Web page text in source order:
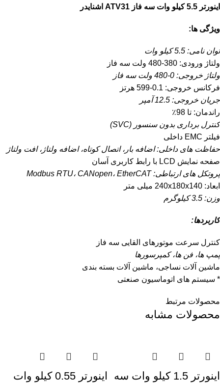
اینورتر 5.5 کیلو وات سه فاز ATV31 اشنایدر
ویژگی ها:
توان نامی: 5.5 کیلو وات
ولتاژ ورودی: 380-480 ولت سه فاز
ولتاژ خروجی: 0-480 ولت سه فاز
فرکانس خروجی: 0.1-599 هرتز
جریان خروجی: 12.5 آمپر
راندمان: تا 98٪
کنترل برداری بدون سنسور (SVC)
فیلتر EMC داخلی
حفاظت های داخلی: اضافه بار، اتصال کوتاه، اضافه ولتاژ، افت ولتاژ
صفحه نمایش LCD با رابط کاربری آسان
پروتکل های ارتباطی: Modbus RTU، CANopen، EtherCAT
ابعاد: 240x180x140 میلی متر
وزن: 3.5 کیلوگرم
کاربردها:
کنترل سرعت موتورهای القایی سه فاز
پمپ ها، فن ها، کمپرسورها
ماشین آلات نساجی، ماشین آلات بسته بندی
* سیستم های اتوماسیون صنعتی
محصولات مرتبط
محصولات مشابه
اینورتر 1.5 کيلو وات سه
اینورتر 0.55 کيلو وات